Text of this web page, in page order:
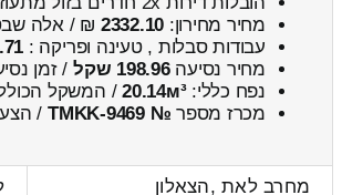
מחיר מחירון: 2332.10 ₪ / אלה
עבודות סבלות , טעינה ופריקה : ₪
מחיר נסיעה198.96 שקל / זמן
נפח כללי:20.14м³/ המשקל
מכרז מספר № TMKK-9469
/
מחרב לאת ,הצאלון